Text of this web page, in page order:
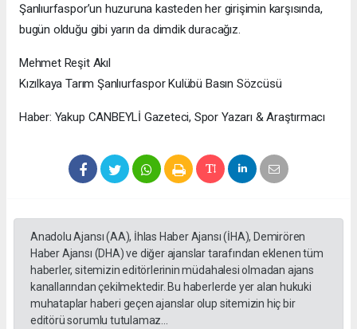
Şanlıurfaspor’un huzuruna kasteden her girişimin karşısında,
bugün olduğu gibi yarın da dimdik duracağız.
Mehmet Reşit Akıl
Kızılkaya Tarım Şanlıurfaspor Kulübü Basın Sözcüsü
Haber: Yakup CANBEYLİ Gazeteci, Spor Yazarı & Araştırmacı
Anadolu Ajansı (AA), İhlas Haber Ajansı (İHA), Demirören
Haber Ajansı (DHA) ve diğer ajanslar tarafından eklenen tüm
haberler, sitemizin editörlerinin müdahalesi olmadan ajans
kanallarından çekilmektedir. Bu haberlerde yer alan hukuki
muhataplar haberi geçen ajanslar olup sitemizin hiç bir
editörü sorumlu tutulamaz...